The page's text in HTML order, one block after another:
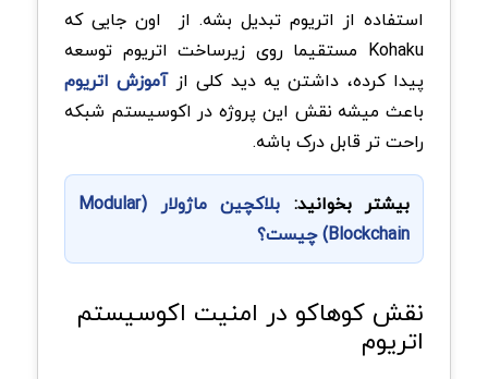
استفاده از اتریوم تبدیل بشه. از اون جایی که
Kohaku مستقیما روی زیرساخت اتریوم توسعه
پیدا کرده، داشتن یه دید کلی ازآموزش اتریوم
باعث میشه نقش این پروژه در اکوسیستم شبکه
راحت تر قابل درک باشه.
بیشتر بخوانید:
بلاکچین ماژولار (Modular
Blockchain) چیست؟
نقش کوهاکو در امنیت اکوسیستم
اتریوم